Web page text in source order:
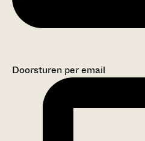
Doorsturen per email